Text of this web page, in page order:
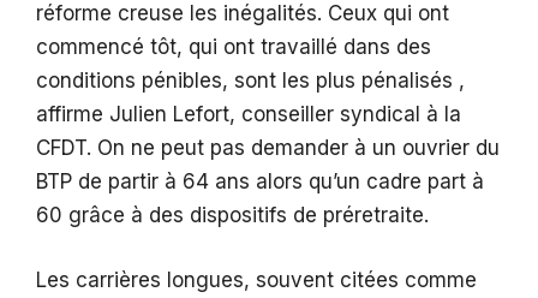
réforme creuse les inégalités. Ceux qui ont
commencé tôt, qui ont travaillé dans des
conditions pénibles, sont les plus pénalisés ,
affirme Julien Lefort, conseiller syndical à la
CFDT. On ne peut pas demander à un ouvrier du
BTP de partir à 64 ans alors qu’un cadre part à
60 grâce à des dispositifs de préretraite.
Les carrières longues, souvent citées comme